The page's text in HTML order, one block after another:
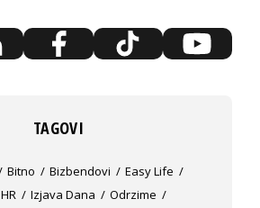
TAGOVI
Bitno Bizbendovi
Easy Life
HR Izjava Dana
Odrzime